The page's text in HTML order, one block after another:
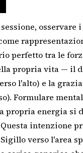
osservare
perfetto tra le
propria vita — il
l'alto) e la
Formulare
propria energia si
intenzione
verso l'area